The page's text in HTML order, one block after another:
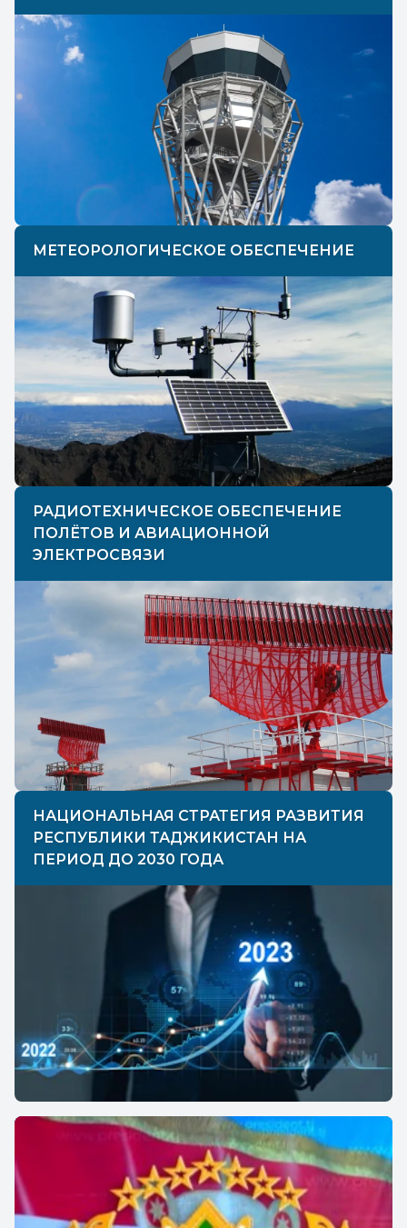
МЕТЕОРОЛОГИЧЕСКОЕ ОБЕСПЕЧЕНИЕ
РАДИОТЕХНИЧЕСКОЕ ОБЕСПЕЧЕНИЕ
ПОЛЁТОВ И АВИАЦИОННОЙ
ЭЛЕКТРОСВЯЗИ
НАЦИОНАЛЬНАЯ СТРАТЕГИЯ РАЗВИТИЯ
РЕСПУБЛИКИ ТАДЖИКИСТАН НА
ПЕРИОД ДО 2030 ГОДА